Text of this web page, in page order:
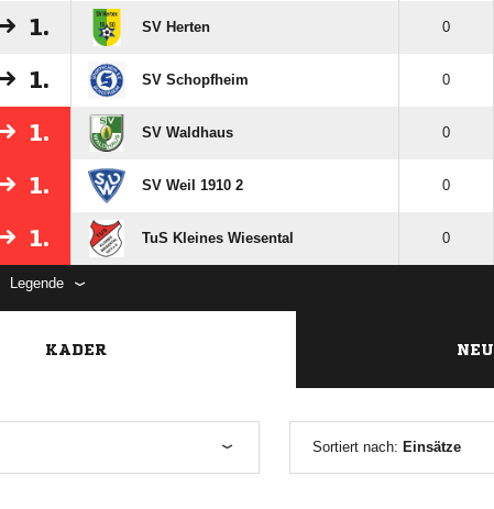
1. SV Herten 0
1. SV Schopfheim 0
1. SV Waldhaus 0
1. SV Weil 1910 2 0
1. TuS Kleines Wiesental 0
Legende
KADER
Sortiert nach: Einsätze